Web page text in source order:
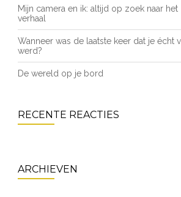
Mijn camera en ik: altijd op zoek naar het
verhaal
Wanneer was de laatste keer dat je écht
werd?
De wereld op je bord
RECENTE REACTIES
ARCHIEVEN